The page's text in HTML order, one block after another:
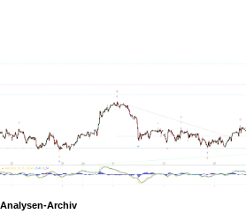
Analysen-Archiv